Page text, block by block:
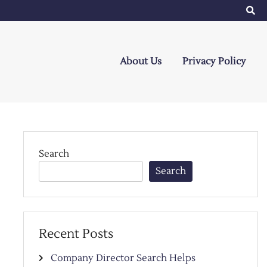
About Us Privacy Policy
Search
Search
Recent Posts
Company Director Search Helps